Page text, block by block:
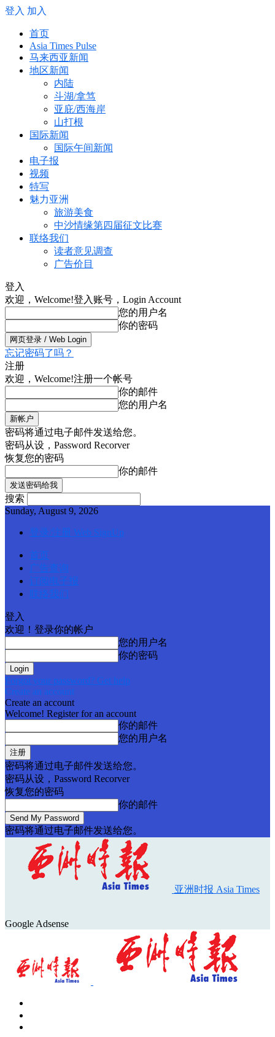
登入 加入
首页
Asia Times Pulse
马来西亚新闻
地区新闻
内陆
斗湖/拿笃
亚庇/西海岸
山打根
国际新闻
国际午间新闻
电子报
视频
特写
魅力亚洲
旅游美食
中沙情缘第四届征文比赛
联络我们
读者意见调查
广告价目
登入
欢迎，Welcome!登入账号，Login Account
您的用户名
你的密码
忘记密码了吗？
注册
欢迎，Welcome!注册一个帐号
你的邮件
您的用户名
密码将通过电子邮件发送给您。
密码从设，Password Recorver
恢复您的密码
你的邮件
搜索
Sunday, August 9, 2026
登录/注册 Web SignUp
首页
广告查询
订阅电子报
联络我们
登入
欢迎！登录你的帐户
您的用户名
你的密码
Forgot your password? Get help
Create an account
Create an account
Welcome! Register for an account
你的邮件
您的用户名
密码将通过电子邮件发送给您。
密码从设，Password Recorver
恢复您的密码
你的邮件
密码将通过电子邮件发送给您。
亚洲时报 Asia Times
Google Adsense